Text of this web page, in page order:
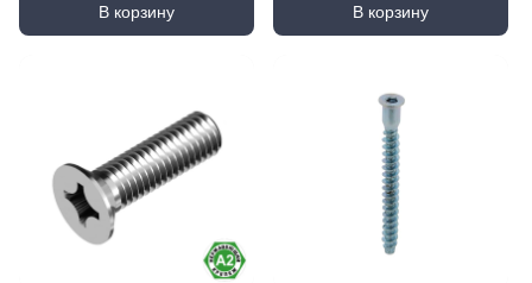
В корзину В корзину